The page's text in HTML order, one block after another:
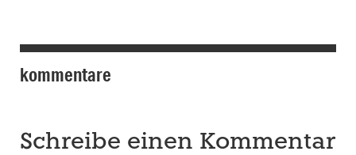
kommentare
Schreibe einen Kommentar